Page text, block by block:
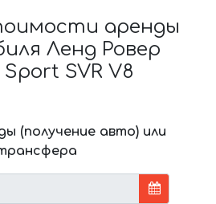
аренды
Ленд Ровер
Sport SVR V8
(получение авто) или